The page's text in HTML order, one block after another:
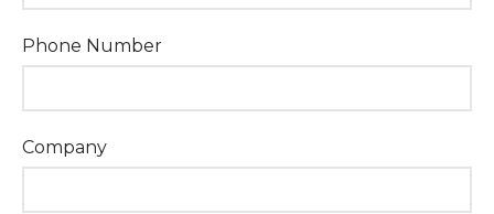
Phone Number
Company